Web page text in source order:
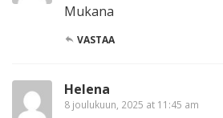
Mukana
VASTAA
Helena
8 joulukuun, 2025 at 11:45 am